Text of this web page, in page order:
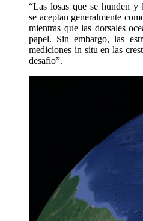
“Las losas que se hunden y
se aceptan generalmente
mientras que las dorsales
papel. Sin embargo, las
mediciones in situ en las
desafío”.